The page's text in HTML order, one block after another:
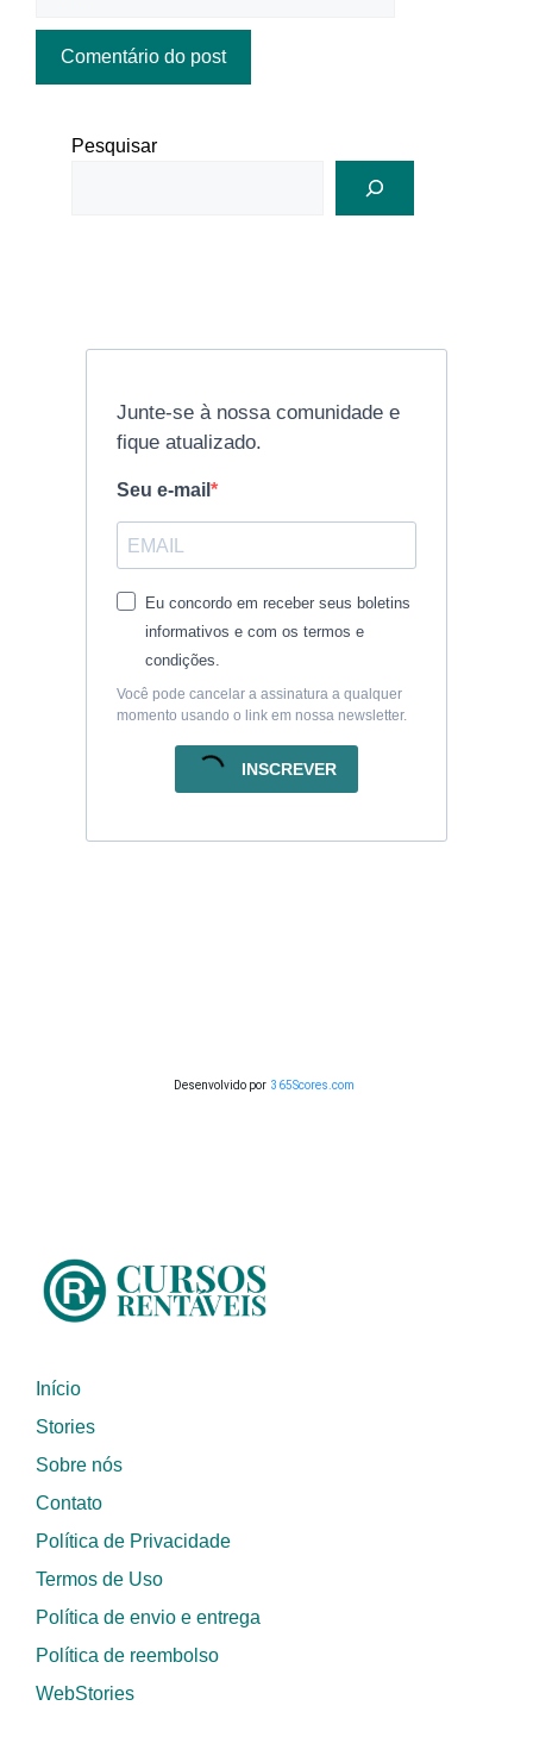
Pesquisar
Junte-se à nossa comunidade e
fique atualizado.
Seu e-mail
Eu concordo em receber seus boletins
informativos e com os termos e
condições.
Você pode cancelar a assinatura a qualquer
momento usando o link em nossa newsletter.
INSCREVER
Desenvolvido por 365Scores.com
Início
Stories
Sobre nós
Contato
Política de Privacidade
Termos de Uso
Política de envio e entrega
Política de reembolso
WebStories